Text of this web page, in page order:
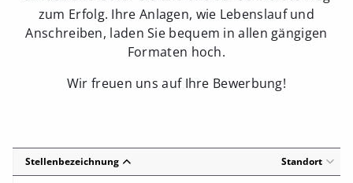
zum Erfolg. Ihre Anlagen, wie Lebenslauf und
Anschreiben, laden Sie bequem in allen gängigen
Formaten hoch.
Wir freuen uns auf Ihre Bewerbung!
Stellenbezeichnung Standort